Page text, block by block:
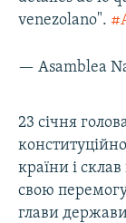
venezolano".
— Asamblea
23 січня
країни і
свою
глави